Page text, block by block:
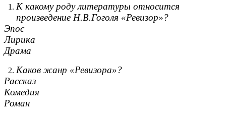
К какому роду литературы относится
произведение Н.В.Гоголя «Ревизор»?
Эпос
Лирика
Драма
Каков жанр «Ревизора»?
Рассказ
Комедия
Роман